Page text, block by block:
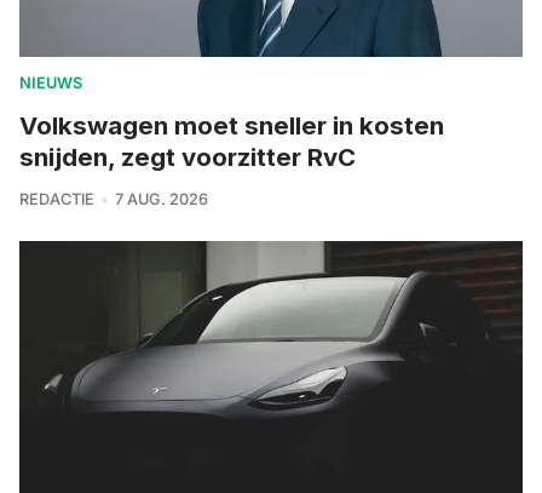
NIEUWS
Volkswagen moet sneller in kosten
snijden, zegt voorzitter RvC
REDACTIE 7 AUG. 2026